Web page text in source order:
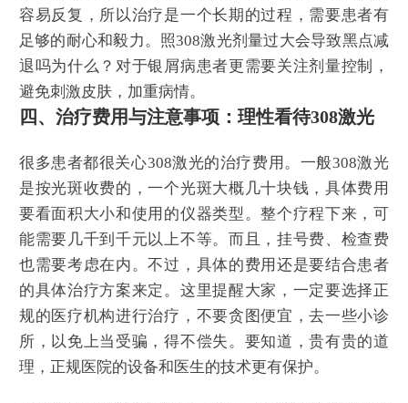
容易反复，所以治疗是一个长期的过程，需要患者有
足够的耐心和毅力。照308激光剂量过大会导致黑点减
退吗为什么？对于银屑病患者更需要关注剂量控制，
避免刺激皮肤，加重病情。
四、治疗费用与注意事项：理性看待308激光
很多患者都很关心308激光的治疗费用。一般308激光
是按光斑收费的，一个光斑大概几十块钱，具体费用
要看面积大小和使用的仪器类型。整个疗程下来，可
能需要几千到千元以上不等。而且，挂号费、检查费
也需要考虑在内。不过，具体的费用还是要结合患者
的具体治疗方案来定。这里提醒大家，一定要选择正
规的医疗机构进行治疗，不要贪图便宜，去一些小诊
所，以免上当受骗，得不偿失。要知道，贵有贵的道
理，正规医院的设备和医生的技术更有保护。